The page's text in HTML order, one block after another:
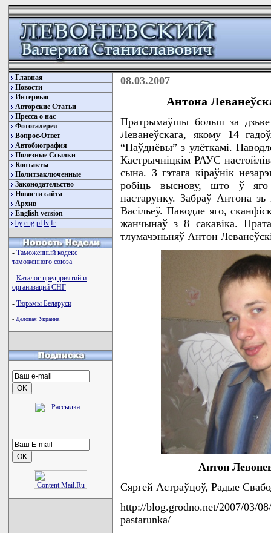
Главная
Новости
Интервью
Авторские Статьи
Пресса о нас
Фотогалерея
Вопрос-Ответ
Автобиография
Полезные Ссылки
Контакты
Политзаключенные
Законодательство
Новости сайта
Архив
English version
by eng pl lv fr
- Таможенный кодекс
таможенного союза
- Каталог предприятий и
организаций СНГ
- Тюрьмы Беларуси
- Деловая Украина
08.03.2007
Антона
Пратрымаўшы больш за дзьве
Леванеўскага, якому 14
“Паўднёвы” з улёткамі.
Кастрычніцкім РАУС
сына. З гэтага кіраўнік
робіць выснову, што ў яго
пастарунку. Забраў Антона
Васільеў. Паводле яго,
жанчынаў з 8 сакавіка.
тлумачэньняў Антон
Антон
Сяргей Астраўцоў, Радые
http://blog.grodno.net/2007/03/
pastarunka/